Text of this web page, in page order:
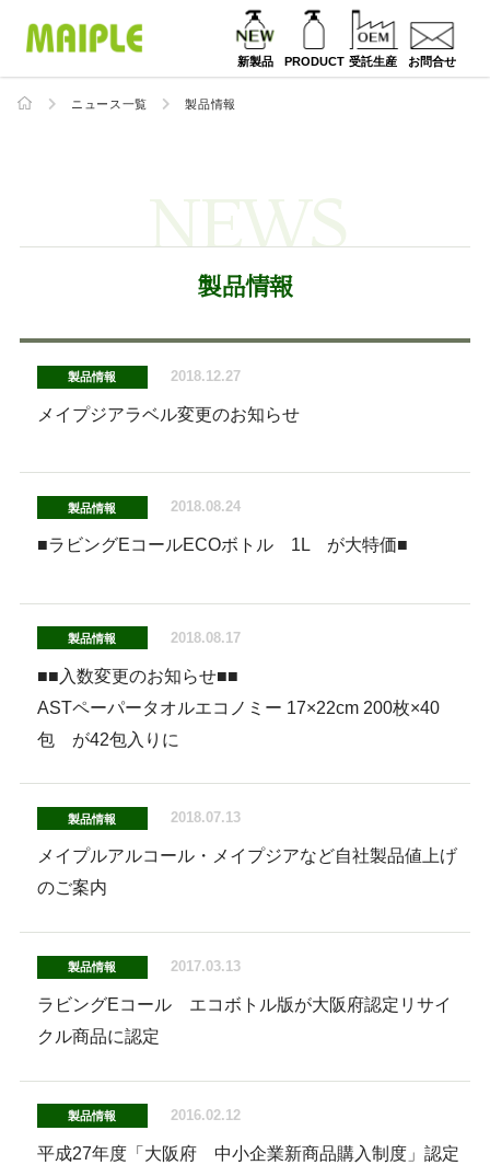
新製品 PRODUCT 受託生産 お問合せ
ニュース一覧 製品情報
NEWS
製品情報
製品情報 2018.12.27
メイプジアラベル変更のお知らせ
製品情報 2018.08.24
■ラビングEコールECOボトル 1L が大特価■
製品情報 2018.08.17
■■入数変更のお知らせ■■
ASTペーパータオルエコノミー 17×22cm 200枚×40
包 が42包入りに
製品情報 2018.07.13
メイプルアルコール・メイプジアなど自社製品値上げ
のご案内
製品情報 2017.03.13
ラビングEコール エコボトル版が大阪府認定リサイ
クル商品に認定
製品情報 2016.02.12
平成27年度「大阪府 中小企業新商品購入制度」認定